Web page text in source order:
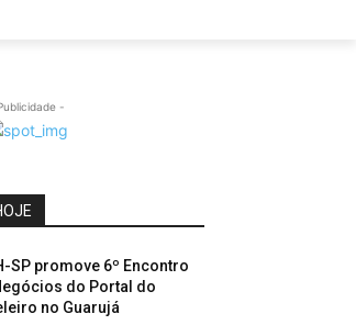
-
SP promove 6º Encontro
do Portal do
no Guarujá